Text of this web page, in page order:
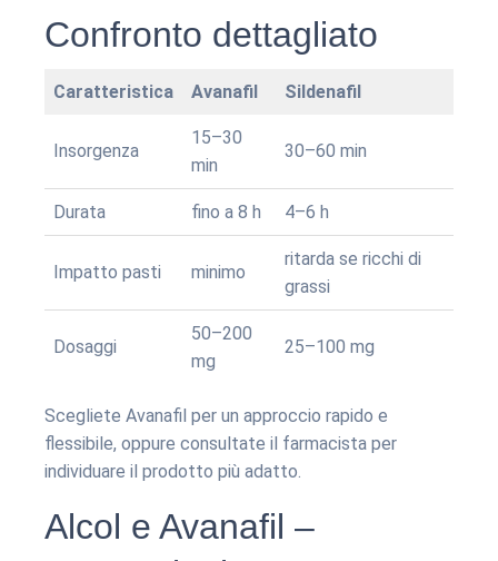
Confronto dettagliato
Caratteristica Avanafil Sildenafil
Insorgenza
15–30
min
30–60 min
Durata fino a 8 h 4–6 h
Impatto pasti minimo
ritarda se ricchi di
grassi
Dosaggi
50–200
mg
25–100 mg
Scegliete Avanafil per un approccio rapido e
flessibile, oppure consultate il farmacista per
individuare il prodotto più adatto.
Alcol e Avanafil –